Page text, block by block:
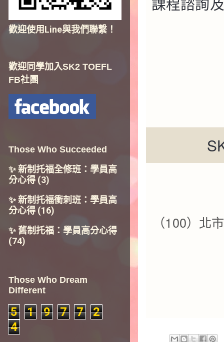
（100）北
歡迎使用Line與我們聯繫！
歡迎同學加入SK2 TOEFL
FB社團
Those Who Succeeded
✨ 新制托福全修班：學員高
分心得 (3)
✨ 新制托福衝刺班：學員高
分心得 (16)
✨ 舊制托福：學員高分心得
(74)
Those Who Dream
Different
5 1 9 7 7
2
4